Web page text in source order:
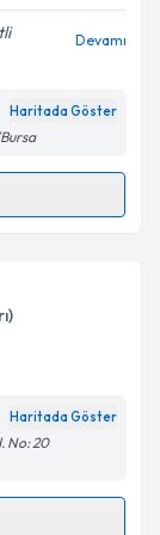
Aydınlatma
belirtilen
Devamı
Haritada Göster
talebi
için bir
Aydınlatma
belirtilen
Haritada Göster
No: 20